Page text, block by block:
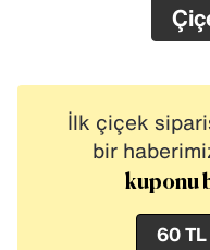
İlk çiçek
bir
kuponu
60